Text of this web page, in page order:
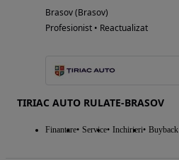
Brasov (Brasov)
Profesionist • Reactualizat
TIRIAC AUTO RULATE-BRASOV
Finantare Service Inchirieri Buyback